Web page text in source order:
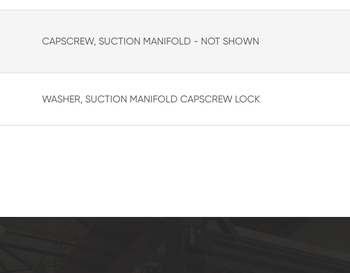
CAPSCREW, SUCTION MANIFOLD - NOT SHOWN
WASHER, SUCTION MANIFOLD CAPSCREW LOCK